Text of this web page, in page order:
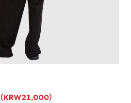
（KRW21,000）